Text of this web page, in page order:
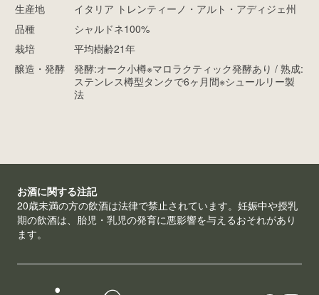
生産地
イタリア トレンティーノ・アルト・アディジェ州
品種
シャルドネ100%
栽培
平均樹齢21年
醸造・発酵
発酵:オーク小樽※マロラクティック発酵あり / 熟成:
ステンレス樽型タンクで6ヶ月間※シュールリー製
法
お酒に関する注記
20歳未満の方の飲酒は法律で禁止されています。妊娠中や授乳
期の飲酒は、胎児・乳児の発育に悪影響を与えるおそれがあり
ます。